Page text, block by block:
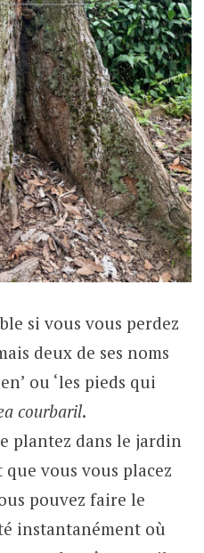
si vous vous perdez
deux de ses noms
ou ‘les pieds qui
courbaril.
plantez dans le jardin
que vous vous placez
pouvez faire le
instantanément où